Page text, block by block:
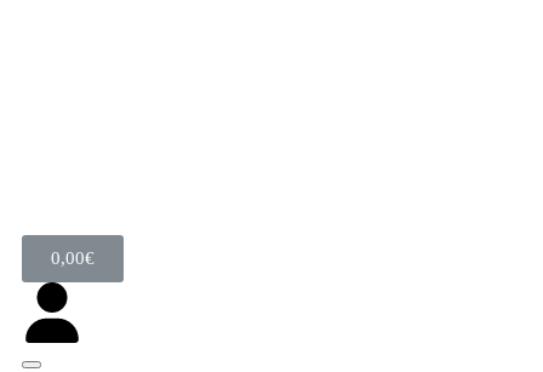
0,00€